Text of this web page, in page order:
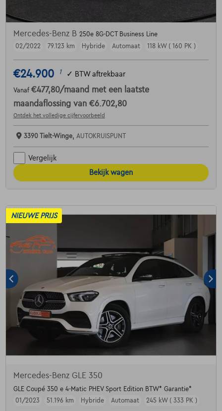
Mercedes-Benz B 250e 8G-DCT Business Line
02/2022
79.123 km Hybride Automaat 118 kW ( 160 PK )
€24.900 1 ✓ BTW aftrekbaar
Vanaf €477,80/maand met een laatste
maandaflossing van €6.702,80
Ontdek het volledige cijfervoorbeeld
3390 Tielt-Winge, AUTOKRUISPUNT
Vergelijk
Bekijk wagen
NIEUWE PRIJS
Mercedes-Benz GLE 350
GLE Coupé 350 e 4-Matic PHEV Sport Edition BTW* Garantie*
01/2023
51.196 km Hybride Automaat 245 kW ( 333 PK )